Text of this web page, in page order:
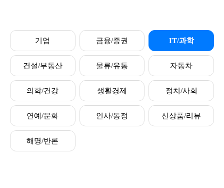
기업 금융/증권 IT/과학
건설/부동산 물류/유통 자동차
의학/건강 생활경제 정치/사회
연예/문화 인사/동정 신상품/리뷰
해명/반론